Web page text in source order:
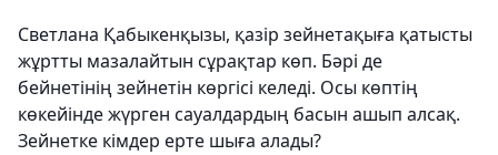
Светлана Қабыкенқызы, қазір зейнетақыға қатысты
жұртты мазалайтын сұрақтар көп. Бәрі де
бейнетінің зейнетін көргісі келеді. Осы көптің
көкейінде жүрген сауалдардың басын ашып алсақ.
Зейнетке кімдер ерте шыға алады?